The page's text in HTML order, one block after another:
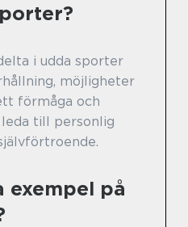
i udda sporter
möjligheter
förmåga och
till personlig
exempel på